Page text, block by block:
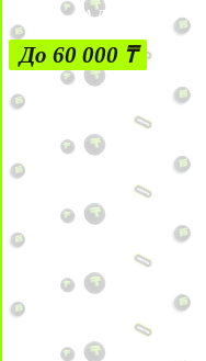
ЗА ДЕПОЗИТЫ
До 60 000 ₸